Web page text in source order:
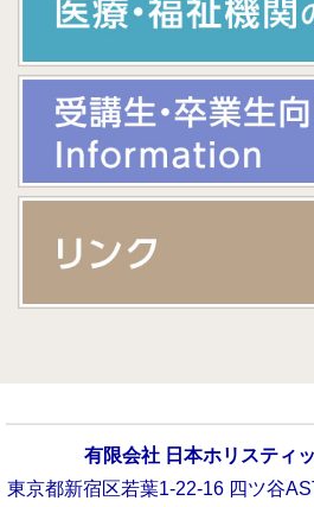
有限会社 日本ホリスティ
東京都新宿区若葉1-22-16 四ツ谷